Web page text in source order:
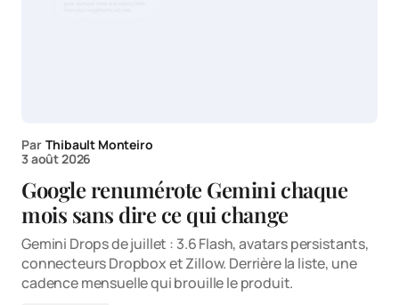
Par Thibault Monteiro
3 août 2026
Google renumérote Gemini chaque
mois sans dire ce qui change
Gemini Drops de juillet : 3.6 Flash, avatars persistants,
connecteurs Dropbox et Zillow. Derrière la liste, une
cadence mensuelle qui brouille le produit.